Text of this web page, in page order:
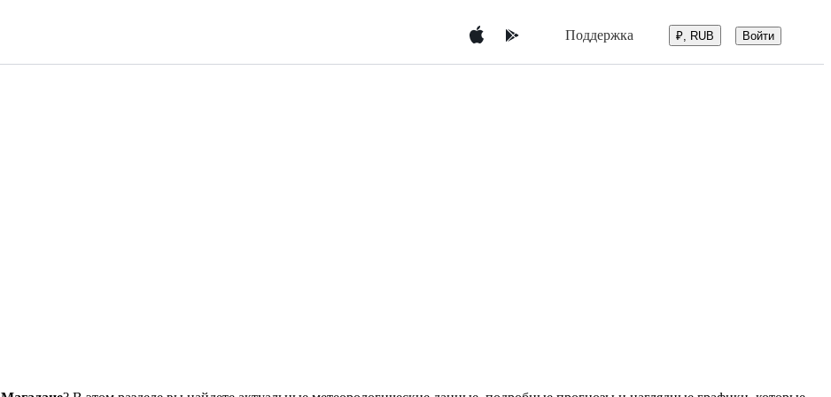
Поддержка ₽, RUB Войти